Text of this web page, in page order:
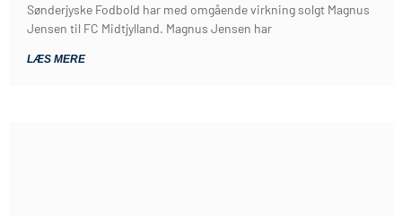
Sønderjyske Fodbold har med omgående virkning solgt Magnus
Jensen til FC Midtjylland. Magnus Jensen har
LÆS MERE